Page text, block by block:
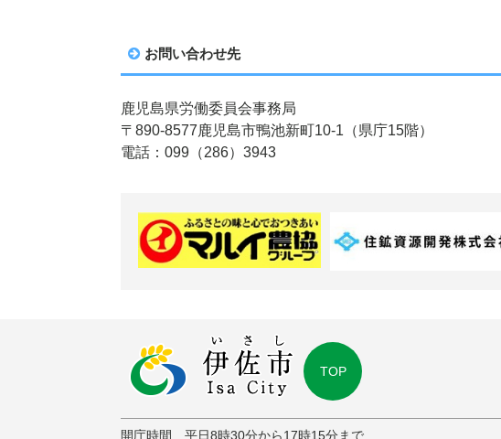
お問い合わせ先
鹿児島県労働委員会事務局
〒 890-8577鹿児島市鴨池新町10-1（県庁15階）
電話：099（286）3943
TOP
開庁時間 平日8時30分から17時15分まで